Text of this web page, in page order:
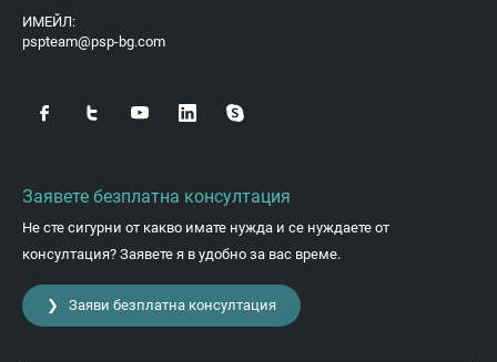
ИМЕЙЛ:
pspteam@psp-bg.com
Заявете безплатна консултация
Не сте сигурни от какво имате нужда и се нуждаете от
консултация? Заявете я в удобно за вас време.
❯ Заяви безплатна консултация